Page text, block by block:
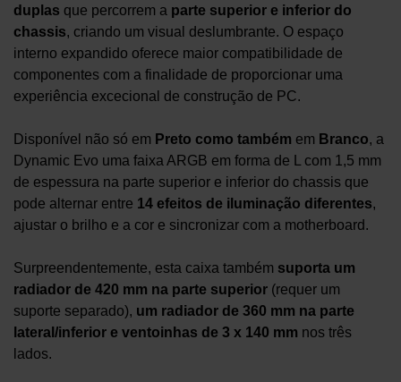
duplas que percorrem a parte superior e inferior do
chassis, criando um visual deslumbrante. O espaço
interno expandido oferece maior compatibilidade de
componentes com a finalidade de proporcionar uma
experiência excecional de construção de PC.
Disponível não só em Preto como também em Branco, a
Dynamic Evo uma faixa ARGB em forma de L com 1,5 mm
de espessura na parte superior e inferior do chassis que
pode alternar entre 14 efeitos de iluminação diferentes,
ajustar o brilho e a cor e sincronizar com a motherboard.
Surpreendentemente, esta caixa também suporta um
radiador de 420 mm na parte superior (requer um
suporte separado), um radiador de 360 mm na parte
lateral/inferior e ventoinhas de 3 x 140 mm nos três
lados.